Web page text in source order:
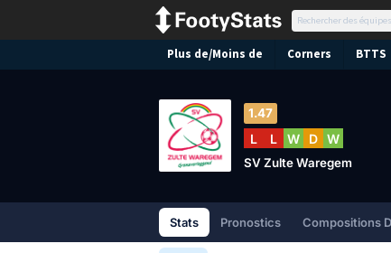
Plus de/Moins de Corners BTTS
1.47
L L W D W
SV Zulte Waregem
Stats Pronostics Compositions